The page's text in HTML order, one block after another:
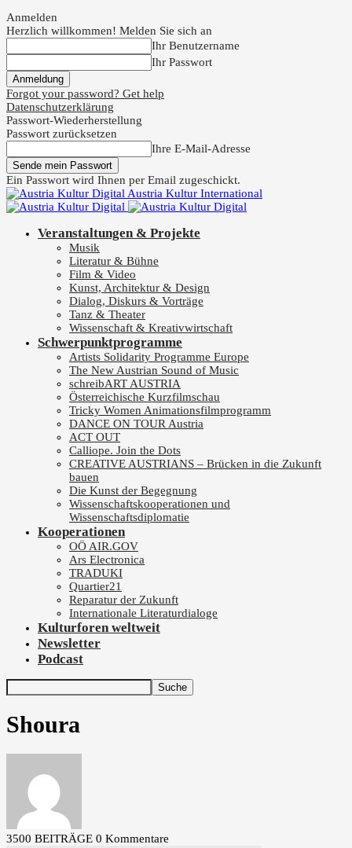
Anmelden
Herzlich willkommen! Melden Sie sich an
Ihr Benutzername
Ihr Passwort
Forgot your password? Get help
Datenschutzerklärung
Passwort-Wiederherstellung
Passwort zurücksetzen
Ihre E-Mail-Adresse
Ein Passwort wird Ihnen per Email zugeschickt.
Austria Kultur International
Veranstaltungen & Projekte
Musik
Literatur & Bühne
Film & Video
Kunst, Architektur & Design
Dialog, Diskurs & Vorträge
Tanz & Theater
Wissenschaft & Kreativwirtschaft
Schwerpunktprogramme
Artists Solidarity Programme Europe
The New Austrian Sound of Music
schreibART AUSTRIA
Österreichische Kurzfilmschau
Tricky Women Animationsfilmprogramm
DANCE ON TOUR Austria
ACT OUT
Calliope. Join the Dots
CREATIVE AUSTRIANS – Brücken in die Zukunft
bauen
Die Kunst der Begegnung
Wissenschaftskooperationen und
Wissenschaftsdiplomatie
Kooperationen
OÖ AIR.GOV
Ars Electronica
TRADUKI
Quartier21
Reparatur der Zukunft
Internationale Literaturdialoge
Kulturforen weltweit
Newsletter
Podcast
Shoura
3500 BEITRÄGE 0 Kommentare